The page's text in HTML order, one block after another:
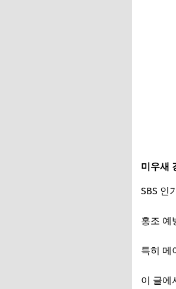
미우새
SBS 인
홍조 예
특히 메
이 글에